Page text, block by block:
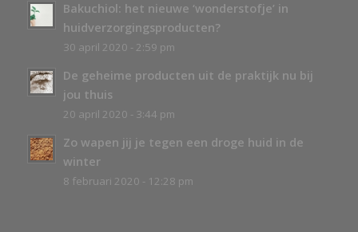
Bakuchiol: het nieuwe ‘wonderstofje’ in
huidverzorgingsproducten?
30 april 2020 - 2:59 pm
De geheime producten uit de praktijk nu bij
jou thuis
20 april 2020 - 3:44 pm
Zo wapen jij je tegen een droge huid in de
winter
8 februari 2020 - 12:28 pm